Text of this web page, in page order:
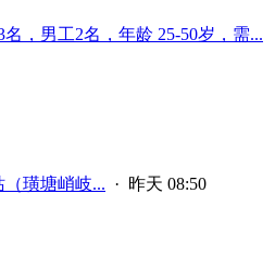
，男工2名，年龄 25-50岁，需...
（璜塘峭岐... · 昨天 08:50